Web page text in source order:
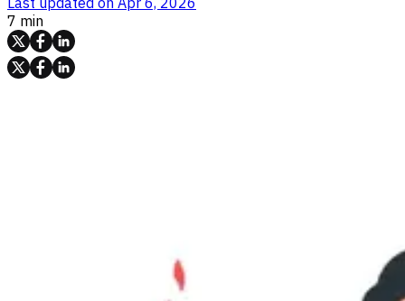
7 min